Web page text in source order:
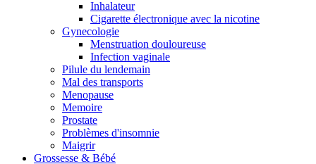
Inhalateur
Cigarette électronique avec la nicotine
Gynecologie
Menstruation douloureuse
Infection vaginale
Pilule du lendemain
Mal des transports
Menopause
Memoire
Prostate
Problèmes d'insomnie
Maigrir
Grossesse & Bébé